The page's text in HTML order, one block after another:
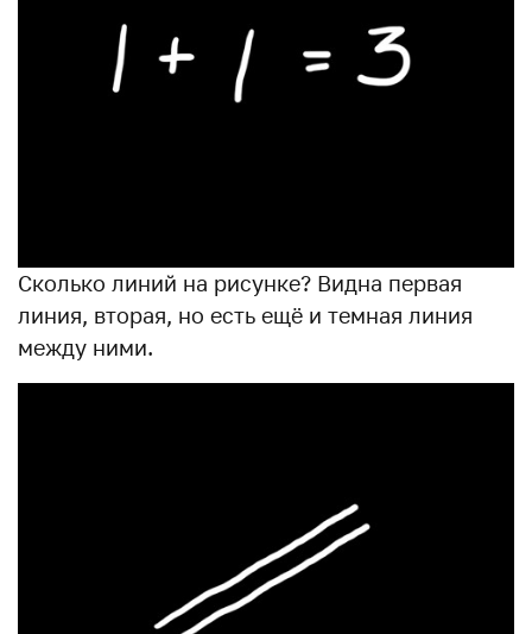
Сколько линий на рисунке? Видна первая
линия, вторая, но есть ещё и темная линия
между ними.